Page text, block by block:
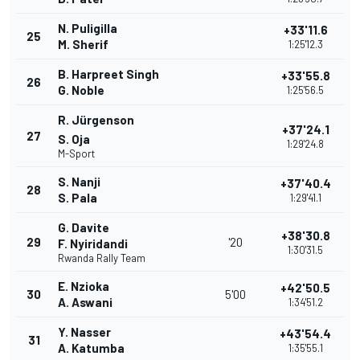
25
N. Puligilla
M. Sherif
+33'11.6
1:25'12.3
26
B. Harpreet Singh
G. Noble
+33'55.8
1:25'56.5
27
R. Jürgenson
S. Oja
M-Sport
+37'24.1
1:29'24.8
28
S. Nanji
S. Pala
+37'40.4
1:29'41.1
29
G. Davite
F. Nyiridandi
Rwanda Rally Team
'20 +38'30.8
1:30'31.5
30
E. Nzioka
A. Aswani
5'00 +42'50.5
1:34'51.2
31
Y. Nasser
A. Katumba
+43'54.4
1:35'55.1